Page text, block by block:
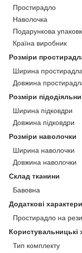
Простирадло
Наволочка
Подарункова
Країна виробник
Розміри
Ширина простирадла
Довжина
Розміри
Ширина підковдри
Довжина підковдри
Розміри наволочки
Ширина наволочки
Довжина наволочки
Склад тканини
Бавовна
Додаткові
Простирадло на
Користувальницькі
Тип комплекту